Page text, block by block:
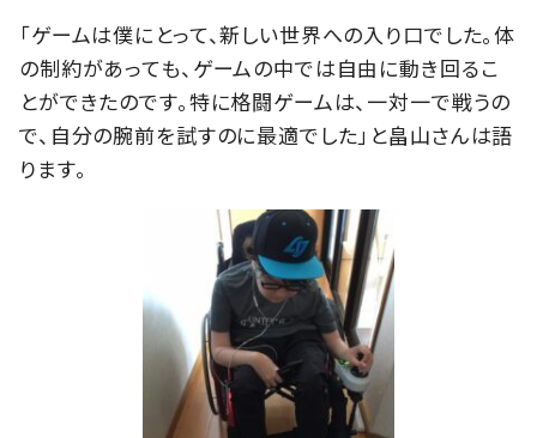
「ゲームは僕にとって、新しい世界への入り口でした。体
の制約があっても、ゲームの中では自由に動き回るこ
とができたのです。特に格闘ゲームは、一対一で戦うの
で、自分の腕前を試すのに最適でした」と畠山さんは語
ります。